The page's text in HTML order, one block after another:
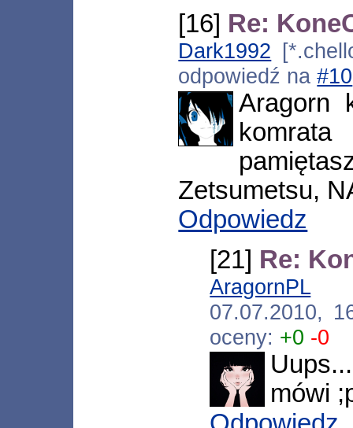
[16] Re:
Dark1992
odpowiedź na#10
Aragorn
Zetsumetsu,
Odpowiedz
[21] Re:
AragornPL
07.07.2010,
oceny: +0 -0
mówi